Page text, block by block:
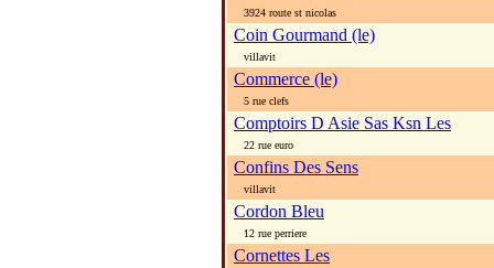
3924 route st nicolas
Coin Gourmand (le)
villavit
Commerce (le)
5 rue clefs
Comptoirs D Asie Sas Ksn Les
22 rue euro
Confins Des Sens
villavit
Cordon Bleu
12 rue perriere
Cornettes Les